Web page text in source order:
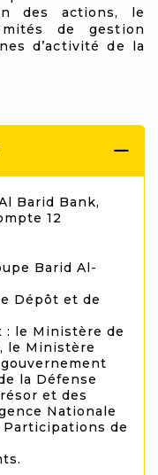
des actions, le
de gestion
d’activité de la
Barid Bank,
12
Barid Al-
Dépôt et de
: le Ministère de
le Ministère
la Défense
et des
Nationale
Participations de